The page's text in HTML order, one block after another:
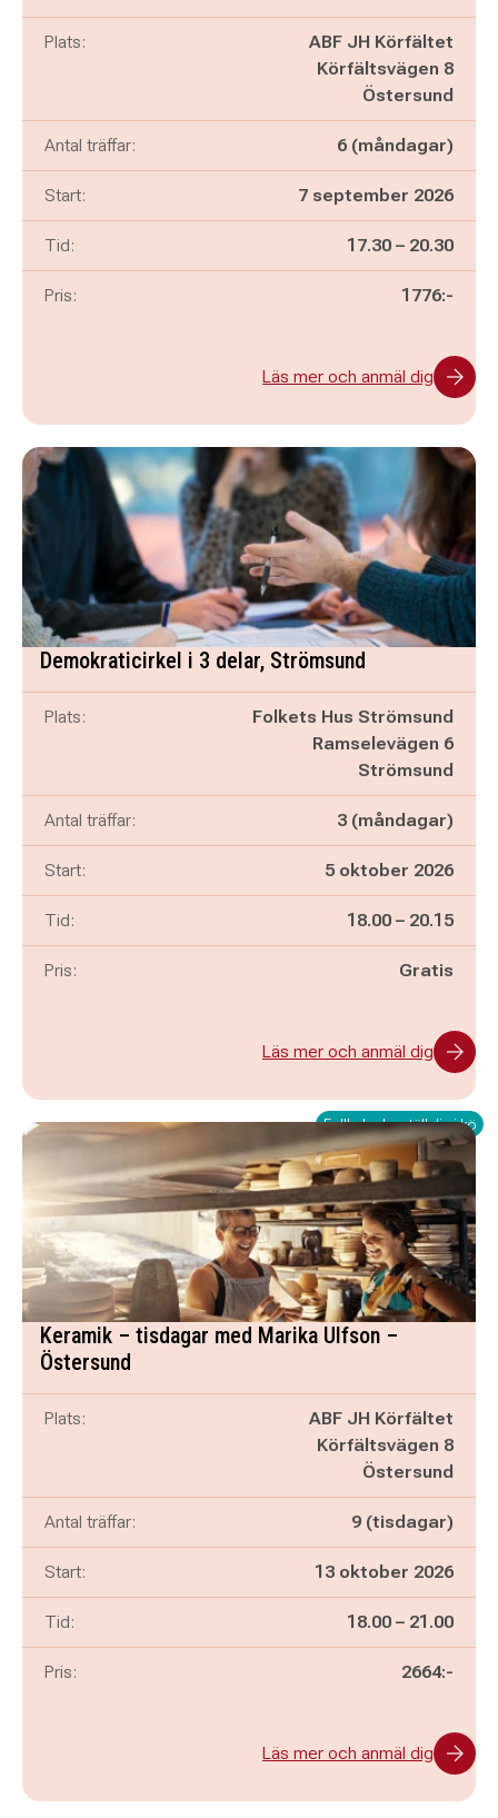
Plats:
ABF JH Körfältet
Körfältsvägen 8
Östersund
Antal träffar: 6 (måndagar)
Start: 7 september 2026
Tid: Pågår mellan
17.30 – och
20.30
Pris: 1776:-
Läs mer och anmäl dig
Demokraticirkel i 3 delar, Strömsund
Plats:
Folkets Hus Strömsund
Ramselevägen 6
Strömsund
Antal träffar: 3 (måndagar)
Start: 5 oktober 2026
Tid: Pågår mellan
18.00 – och
20.15
Pris: Gratis
Läs mer och anmäl dig
Fullbokad – ställ dig i kö
Keramik – tisdagar med Marika Ulfson –
Östersund
Plats:
ABF JH Körfältet
Körfältsvägen 8
Östersund
Antal träffar: 9 (tisdagar)
Start: 13 oktober 2026
Tid: Pågår mellan
18.00 – och
21.00
Pris: 2664:-
Läs mer och anmäl dig